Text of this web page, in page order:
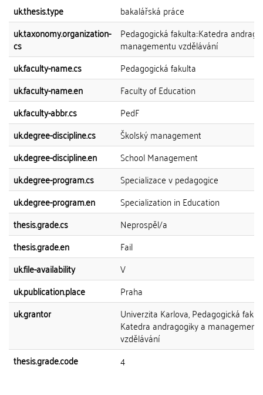
uk.thesis.type
bakalářská práce
uk.taxonomy.organization-
cs
Pedagogická fakulta::Katedra
managementu vzdělávání
uk.faculty-name.cs
Pedagogická fakulta
uk.faculty-name.en
Faculty of Education
uk.faculty-abbr.cs
PedF
uk.degree-discipline.cs
Školský management
uk.degree-discipline.en
School Management
uk.degree-program.cs
Specializace v pedagogice
uk.degree-program.en
Specialization in Education
thesis.grade.cs
Neprospěl/a
thesis.grade.en
Fail
uk.file-availability
V
uk.publication.place
Praha
uk.grantor
Univerzita Karlova, Pedagogická
Katedra andragogiky a managementu
vzdělávání
thesis.grade.code
4